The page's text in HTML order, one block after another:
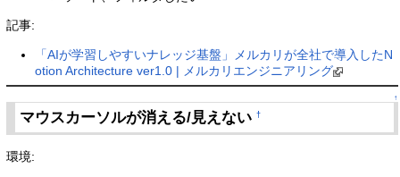
記事:
「AIが学習しやすいナレッジ基盤」メルカリが全社で導入したN
otion Architecture ver1.0 | メルカリエンジニアリング
↑
マウスカーソルが消える/見えない†
環境: